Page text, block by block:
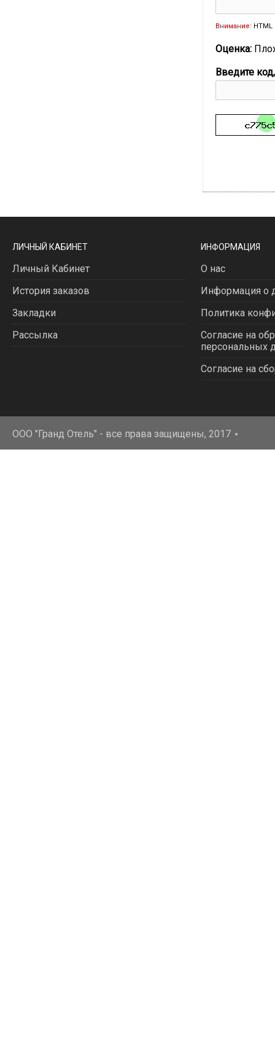
Внимание:
Оценка:
Введите
ЛИЧНЫЙ КАБИНЕТ
Личный Кабинет
История заказов
Закладки
Рассылка
ИНФОРМАЦИЯ
О нас
Информация о
Политика
Согласие на
персональных
Согласие на
ООО "Гранд Отель" - все права защищены, 2017 ⋆